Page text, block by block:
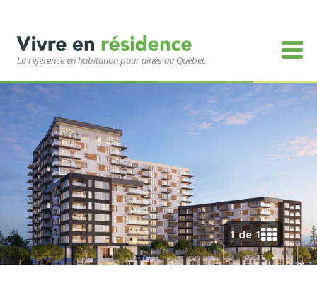
La référence en habitation pour ainés au Québec
1 de 1